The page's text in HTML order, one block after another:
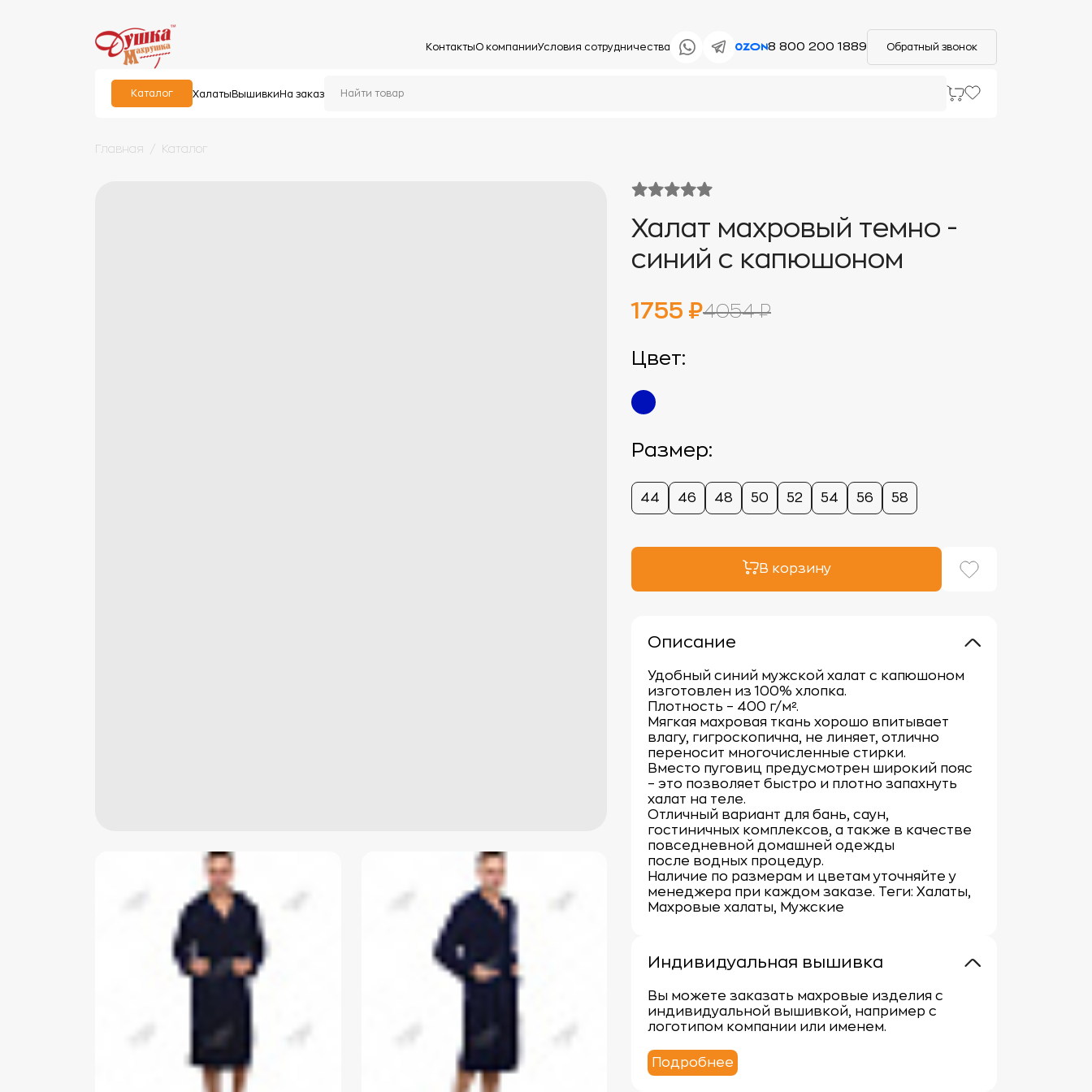
КонтактыО компанииУсловия сотрудничества 8 800 200 1889 Обратный звонок
Каталог Халаты Вышивки На заказ
Главная Каталог
Халат махровый темно -
синий с капюшоном
1755 ₽4054 ₽
Цвет:
Размер:
44 46 48 50 52 54 56 58
В корзину
Описание
Удобный синий мужской халат с капюшоном
изготовлен из 100% хлопка.
Плотность – 400 г/м².
Мягкая махровая ткань хорошо впитывает
влагу, гигроскопична, не линяет, отлично
переносит многочисленные стирки.
Вместо пуговиц предусмотрен широкий пояс
– это позволяет быстро и плотно запахнуть
халат на теле.
Отличный вариант для бань, саун,
гостиничных комплексов, а также в качестве
повседневной домашней одежды
после водных процедур.
Наличие по размерам и цветам уточняйте у
менеджера при каждом заказе. Теги: Халаты,
Махровые халаты, Мужские
Индивидуальная вышивка
Вы можете заказать махровые изделия с
индивидуальной вышивкой, например с
логотипом компании или именем.
Подробнее